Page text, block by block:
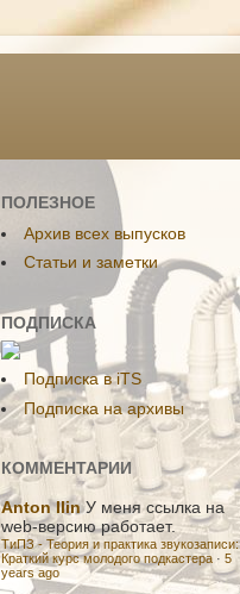
ПОЛЕЗНОЕ
Aрхив всех выпусков
Статьи и заметки
ПОДПИСКА
Подписка в iTS
Подписка на архивы
КОММЕНТАРИИ
Anton Ilin У меня ссылка на
web-версию работает.
ТиПЗ - Теория и практика звукозаписи:
Краткий курс молодого подкастера · 5
years ago